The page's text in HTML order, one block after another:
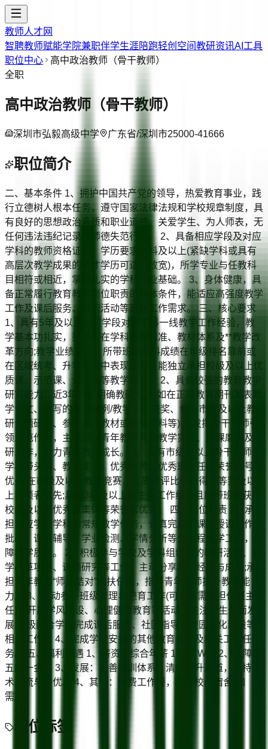
教师人才网
智聘教师赋能学院兼职伴学生涯陪跑轻创空间教研资讯AI工具
职位中心
高中政治教师（骨干教师）
全职
高中政治教师（骨干教师）
深圳市弘毅高级中学 广东省/深圳市25000-41666
职位简介
二、基本条件 1、拥护中国共产党的领导，热爱教育事业，践
行立德树人根本任务，遵守国家法律法规和学校规章制度，具
有良好的思想政治素质和职业道德，关爱学生、为人师表，无
任何违法违纪记录及师德失范行为。 2、具备相应学段及对应
学科的教师资格证书，学历要求本科及以上(紧缺学科或具有
高层次教学成果的人才学历可适当放宽)，所学专业与任教科
目相符或相近，掌握扎实的学科专业基础。 3、身体健康，具
备正常履行教育教学岗位职责的身体条件，能适应高强度教学
工作及课后服务、教研活动等延伸工作需求。 三、核心要求
1、具有5年及以上相应学段对应学科一线教学工作经验，教
学基本功扎实，熟悉所在学科课程标准、教材体系及**教学改
革方向;教学业绩突出，所带班级学科成绩在年级排名靠前或
在区域统考、升学考试中表现优异，能独立承担校级及以上优
质课、示范课、公开课等教学任务。 2、具备较强的教育教学
研究能力，近3年内有明确教研成果(如在正规教育期刊发表教
学论文、撰写的教学案例/教学设计获奖、参与市级及以上教
研课题研究、参与编写教材或教辅资料等);能发挥骨干教师引
领示范作用，主动指导青年教师开展教学实践、备课磨课及教
研工作，助力青年教师成长。 3、拥有市级及以上骨干教师、
学科带头人、教学能手、优秀教师、优秀班主任等荣誉称号者
优先;在市级及以上教学竞赛、优质课评比中获得一等奖及以
上奖项者优先;具有3年及以上班主任工作经验且所带班级获得
校级及以上优秀班集体等荣誉者优先。 四、岗位职责 1、承
担对应学段学科的常规教学任务，认真完成备课、授课、作业
批改、课后辅导、学业检测、学情分析等全流程教学工作，保
障教学质量。 2、积极参与学校及学科组组织的教研活动、教
学改革项目、课题研究等工作，主动分享教学经验与成果;承
担青年教师“师徒结对”帮扶任务，指导青年教师提升教学能
力。 3、主动参与班级管理与德育工作(可根据需求担任班主
任)，开展学风建设、心理健康教育等活动，关注学生全面发
展;积极配合学校完成课后服务、社团指导、校园文化建设等
相关工作。 4、完成学校安排的其他教育教学及相关工作任
务。 五、福利待遇 1、薪资：综合年薪 16-25 W。 2、保障：
五险一金。 3、发展：完善培训体系，清晰晋升通道，支持学
术交流与评优。 4、其他：免费工作餐，提供校内宿舍(如
需)。
职位标签